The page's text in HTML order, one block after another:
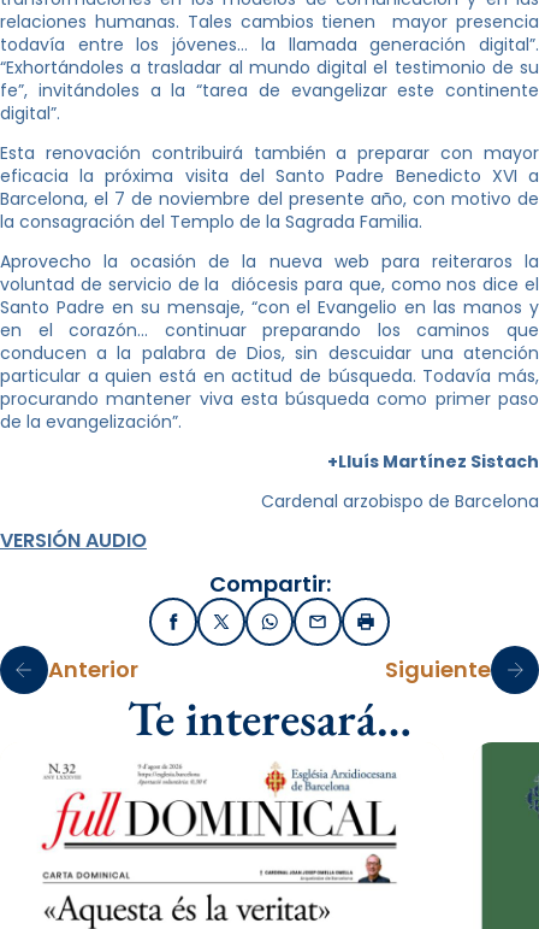
relaciones humanas. Tales cambios tienen mayor presencia
todavía entre los jóvenes… la llamada generación digital”.
“Exhortándoles a trasladar al mundo digital el testimonio de su
fe”, invitándoles a la “tarea de evangelizar este continente
digital”.
Esta renovación contribuirá también a preparar con mayor
eficacia la próxima visita del Santo Padre Benedicto XVI a
Barcelona, el 7 de noviembre del presente año, con motivo de
la consagración del Templo de la Sagrada Familia.
Aprovecho la ocasión de la nueva web para reiteraros la
voluntad de servicio de la diócesis para que, como nos dice el
Santo Padre en su mensaje, “con el Evangelio en las manos y
en el corazón… continuar preparando los caminos que
conducen a la palabra de Dios, sin descuidar una atención
particular a quien está en actitud de búsqueda. Todavía más,
procurando mantener viva esta búsqueda como primer paso
de la evangelización”.
+Lluís Martínez Sistach
Cardenal arzobispo de Barcelona
VERSIÓN AUDIO
Compartir:
FacebookX / TwitterWhatsApp
EmailImprimir
Anterior Siguiente
Te interesará…